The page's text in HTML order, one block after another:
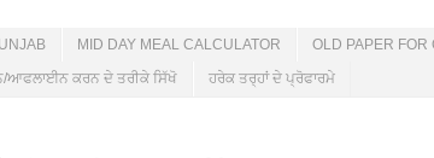
MID DAY MEAL CALCULATOR OLD PAPER FOR
ਕਰਨ ਦੇ ਤਰੀਕੇ ਸਿੱਖੋ ਹਰੇਕ ਤਰ੍ਹਾਂ ਦੇ ਪ੍ਰੋਫਾਰਮੇ